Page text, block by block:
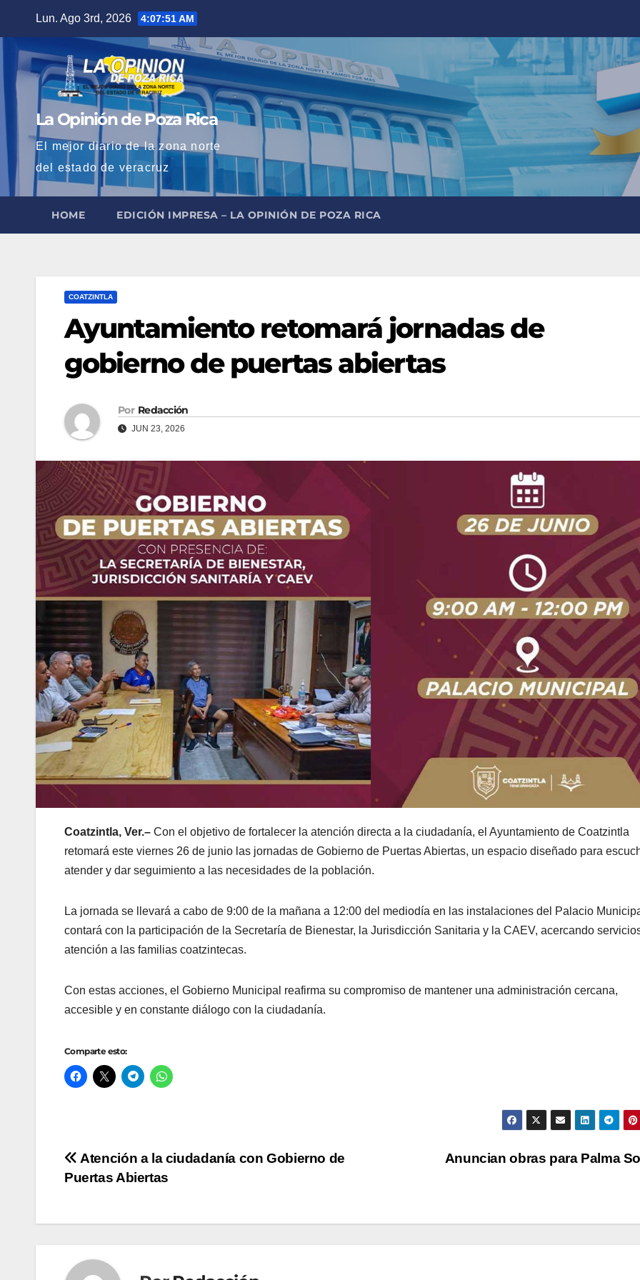
contenido
Lun. Ago 3rd, 2026 4:07:52 AM
La Opinión de Poza Rica
El mejor diario de la zona norte
del estado de veracruz
HOME EDICIÓN IMPRESA – LA OPINIÓN DE POZA RICA
COATZINTLA
Ayuntamiento retomará jornadas de
gobierno de puertas abiertas
Por Redacción
JUN 23, 2026
Coatzintla, Ver.– Con el objetivo de fortalecer la atención directa a la ciudadanía, el Ayuntamiento de Coatzintla
retomará este viernes 26 de junio las jornadas de Gobierno de Puertas Abiertas, un espacio diseñado para
atender y dar seguimiento a las necesidades de la población.
La jornada se llevará a cabo de 9:00 de la mañana a 12:00 del mediodía en las instalaciones del Palacio
contará con la participación de la Secretaría de Bienestar, la Jurisdicción Sanitaria y la CAEV, acercando
atención a las familias coatzintecas.
Con estas acciones, el Gobierno Municipal reafirma su compromiso de mantener una administración cercana,
accesible y en constante diálogo con la ciudadanía.
Comparte esto:
Navegación
entradas
Anuncian obras para Palma
Atención a la ciudadanía con Gobierno de
Puertas Abiertas